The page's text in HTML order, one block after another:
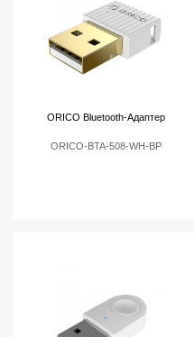
ORICO Bluetooth-Адаптер
ORICO-BTA-508-WH-BP